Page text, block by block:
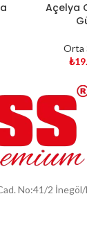
Açelya
Orta
₺
No:41/2